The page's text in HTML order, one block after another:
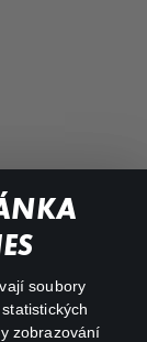
soubory
zobrazování